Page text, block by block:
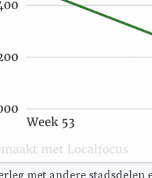
met andere stadsdelen